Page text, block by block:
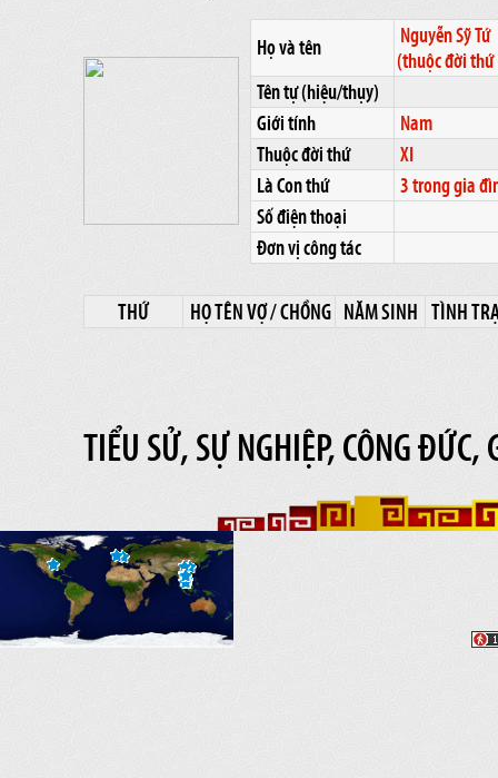
Họ và tên
Nguyễn Sỹ Tứ
(thuộc đời thứ
Tên tự (hiệu/thụy)
Giới tính
Nam
Thuộc đời thứ
XI
Là Con thứ
3 trong gia
Số điện thoại
Đơn vị công tác
THỨ HỌ TÊN VỢ / CHỒNG NĂM SINH TÌNH
TIỂU SỬ, SỰ NGHIỆP, CÔNG ĐỨC,